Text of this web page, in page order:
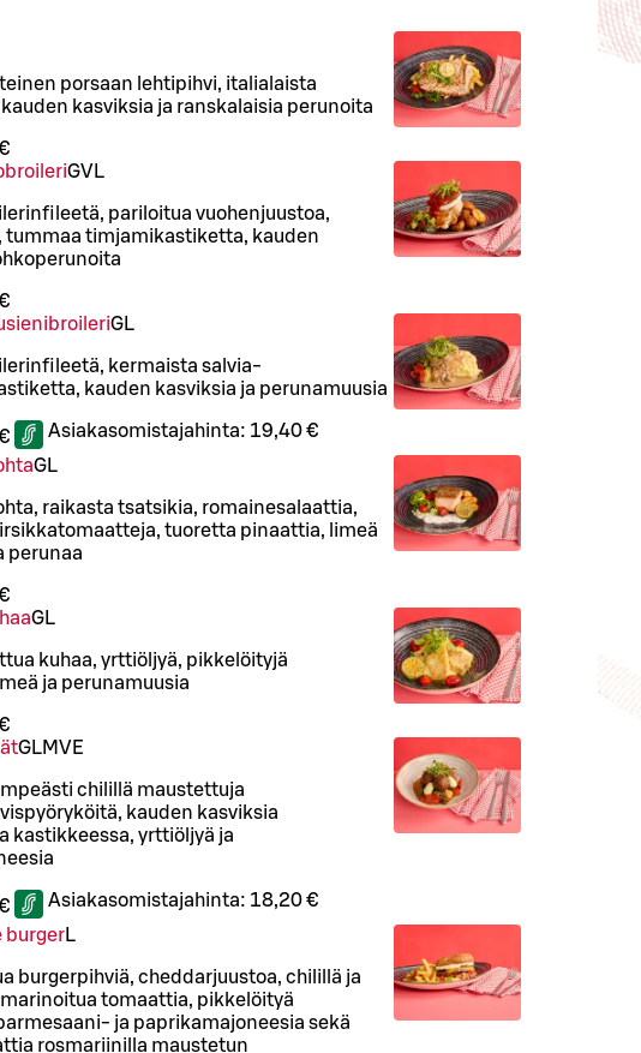
porsaan lehtipihvi, italialaista
kasviksia ja ranskalaisia perunoita
GVL
pariloitua vuohenjuustoa,
tummaa timjamikastiketta, kauden
GL
kermaista salvia-
kauden kasviksia ja perunamuusia
Asiakasomistajahinta: 19,40 €
GL
raikasta tsatsikia, romainesalaattia,
tuoretta pinaattia, limeä
perunaa
GL
kuhaa, yrttiöljyä, pikkelöityjä
ja perunamuusia
GLMVE
chilillä maustettuja
kauden kasviksia
kastikkeessa, yrttiöljyä ja
Asiakasomistajahinta: 18,20 €
burgerL
burgerpihviä, cheddarjuustoa, chilillä ja
tomaattia, pikkelöityä
ja paprikamajoneesia sekä
rosmariinilla maustetun